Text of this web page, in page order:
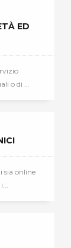
ED
o di ...
sia online